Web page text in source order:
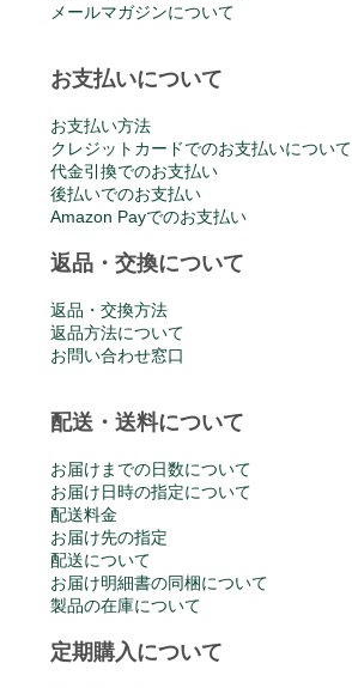
メールマガジンについて
お支払いについて
お支払い方法
クレジットカードでのお支払いについて
代金引換でのお支払い
後払いでのお支払い
Amazon Payでのお支払い
返品・交換について
返品・交換方法
返品方法について
お問い合わせ窓口
配送・送料について
お届けまでの日数について
お届け日時の指定について
配送料金
お届け先の指定
配送について
お届け明細書の同梱について
製品の在庫について
定期購入について